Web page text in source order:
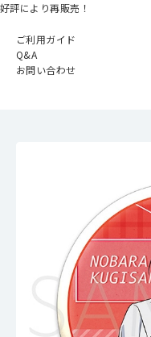
好評により再販売！
ご利用ガイド
Q&A
お問い合わせ